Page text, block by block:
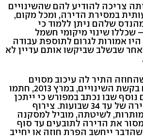
צריכה להודיע להם שהשינויים
במסירת הדירה, ומכל מקום,
שלהם ניתן ללמוד כי
שכללו שינוי מיקומי חשמל
אמורות לגרום לתוספת עבודה
שבשלב שביקשו אותם עדיין לא
התיר לה עיכוב מסוים
מלכתחילה, וכי עם בקשת השינויים, במרץ 2013, חתמו
שבו נכתב במפורש כי ייתכן
עיכוב מצטבר במסירה של עד 34 שבועות. צירוף
לשיטתה, מוביל למסקנה
את הדירה לתובעים עד סוף
2015 מבלי שהדבר ייחשב הפרת חוזה או יחייב